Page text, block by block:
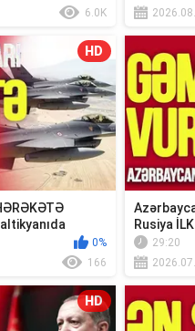
6.0K
HD
0%
166
Rusiya
Xəbər”
29:20
HD